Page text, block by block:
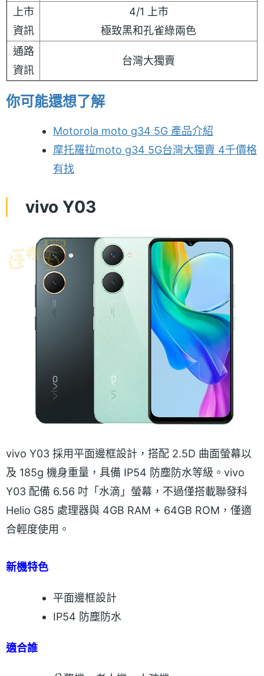
上市
資訊
4/1 上市
極致黑和孔雀綠兩色
通路
資訊
台灣大獨賣
你可能還想了解
Motorola moto g34 5G 產品介紹
摩托羅拉moto g34 5G台灣大獨賣 4千價格
有找
vivo Y03
vivo Y03 採用平面邊框設計，搭配 2.5D 曲面螢幕以
及 185g 機身重量，具備 IP54 防塵防水等級。vivo
Y03 配備 6.56 吋「水滴」螢幕，不過僅搭載聯發科
Helio G85 處理器與 4GB RAM + 64GB ROM，僅適
合輕度使用。
新機特色
平面邊框設計
IP54 防塵防水
適合誰